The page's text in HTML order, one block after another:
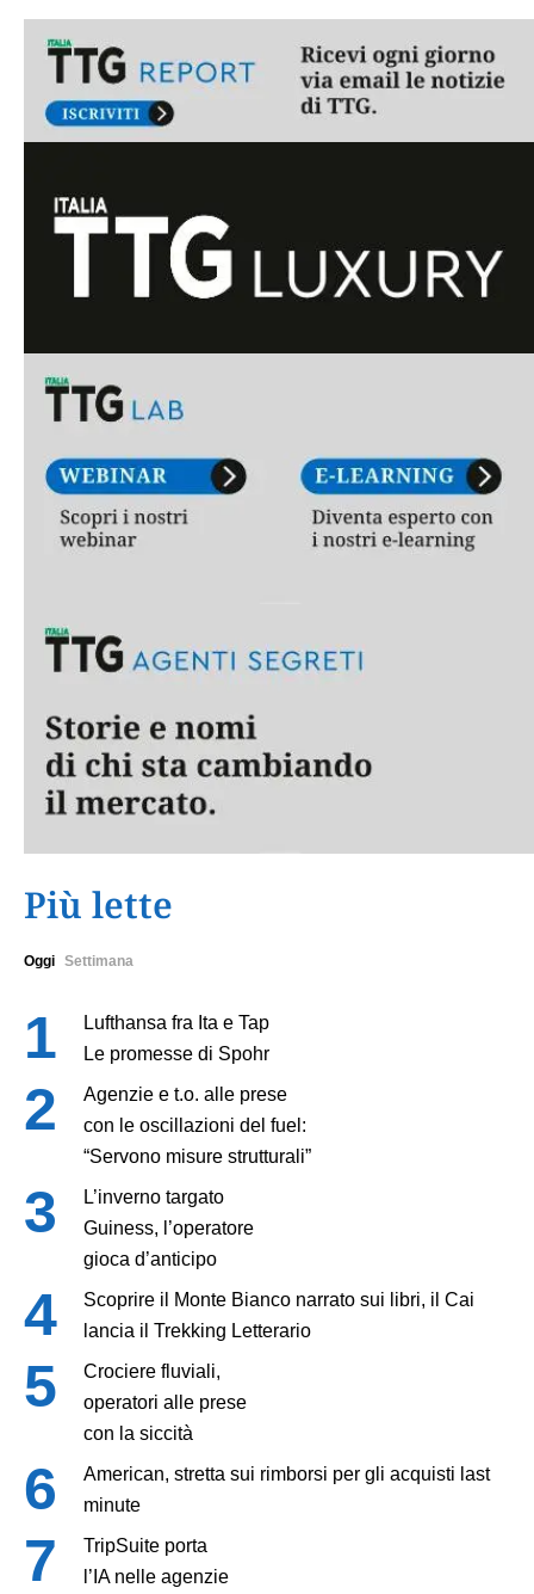
Più lette
Oggi Settimana
Lufthansa fra Ita e Tap
Le promesse di Spohr
Agenzie e t.o. alle prese
con le oscillazioni del fuel:
“Servono misure strutturali”
L’inverno targato
Guiness, l’operatore
gioca d’anticipo
Scoprire il Monte Bianco narrato sui libri, il Cai
lancia il Trekking Letterario
Crociere fluviali,
operatori alle prese
con la siccità
American, stretta sui rimborsi per gli acquisti last
minute
TripSuite porta
l’IA nelle agenzie